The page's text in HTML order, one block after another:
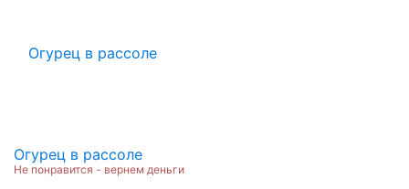
Огурец в рассоле
Не понравится - вернем деньги